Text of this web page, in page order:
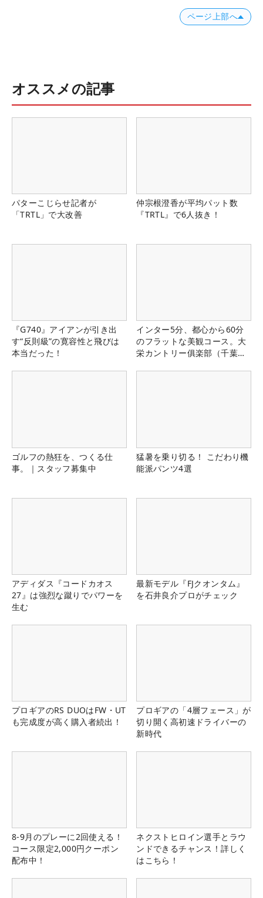
ページ上部へ
オススメの記事
パターこじらせ記者が
「TRTL」で大改善
仲宗根澄香が平均パット数
『TRTL』で6人抜き！
『G740』アイアンが引き出
す“反則級”の寛容性と飛びは
本当だった！
インター5分、都心から60分
のフラットな美観コース。大
栄カントリー俱楽部（千葉
ゴルフの熱狂を、つくる仕
事。｜スタッフ募集中
猛暑を乗り切る！ こだわり機
能派パンツ4選
アディダス『コードカオス
27』は強烈な蹴りでパワーを
生む
最新モデル『FJクオンタム』
を石井良介プロがチェック
プロギアのRS DUOはFW・UT
も完成度が高く購入者続出！
プロギアの「4層フェース」が
切り開く高初速ドライバーの
新時代
8-9月のプレーに2回使える！
コース限定2,000円クーポン
配布中！
ネクストヒロイン選手とラウ
ンドできるチャンス！詳しく
はこちら！